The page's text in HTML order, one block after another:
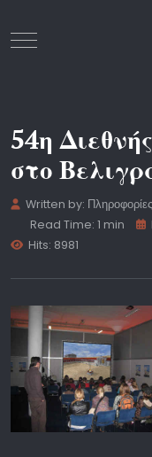
Mobile Menu Toggle
54η
στο
Written by:
Read Time: 1 min
Hits: 8981